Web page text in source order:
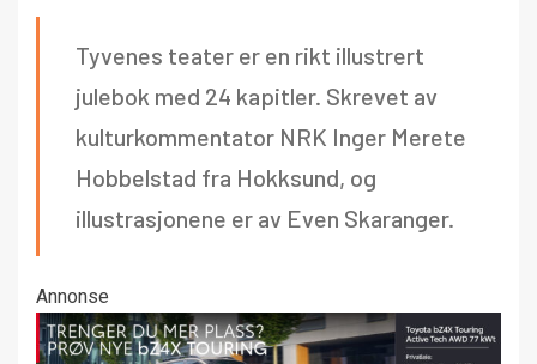
Tyvenes teater er en rikt illustrert
julebok med 24 kapitler. Skrevet av
kulturkommentator NRK Inger Merete
Hobbelstad fra Hokksund, og
illustrasjonene er av Even Skaranger.
Annonse